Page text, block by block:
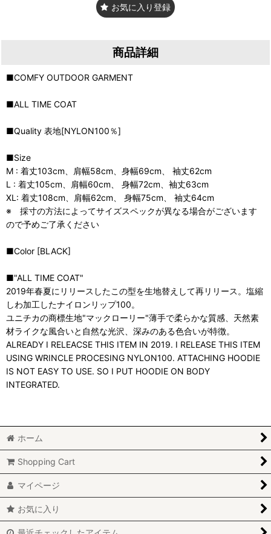
お気に入り登録
商品詳細
■COMFY OUTDOOR GARMENT
■ALL TIME COAT
■Quality 表地[NYLON100％]
■Size
M : 着丈103cm、肩幅58cm、身幅69cm、 袖丈62cm
L : 着丈105cm、肩幅60cm、 身幅72cm、袖丈63cm
XL: 着丈108cm、肩幅62cm、 身幅75cm、 袖丈64cm
※ 採寸の方法によってサイズスペックが異なる場合がございます
ので予めご了承ください
■Color [BLACK]
■"ALL TIME COAT"
2019年春夏にリリースしたこの型を生地替えして再リリース。塩縮
しわ加工したナイロンリップ100。
ユニチカの商標生地"マックローリー"薄手で柔らかな質感、天然素
材ライクな風合いと自然な光沢、深みのある色合いが特徴。
ALREADY I RELEACSE THIS ITEM IN 2019. I RELEASE THIS ITEM
USING WRINCLE PROCESING NYLON100. ATTACHING HOODIE
IS NOT EASY TO USE. SO I PUT HOODIE ON BODY
INTEGRATED.
ホーム
Shopping Cart
マイページ
お気に入り